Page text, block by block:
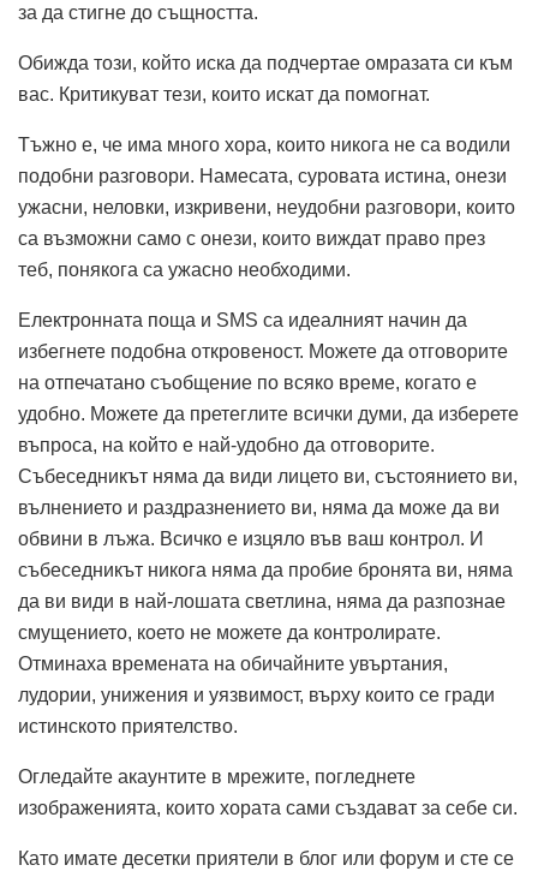
за да стигне до същността.
Обижда този, който иска да подчертае омразата си към
вас. Критикуват тези, които искат да помогнат.
Тъжно е, че има много хора, които никога не са водили
подобни разговори. Намесата, суровата истина, онези
ужасни, неловки, изкривени, неудобни разговори, които
са възможни само с онези, които виждат право през
теб, понякога са ужасно необходими.
Електронната поща и SMS са идеалният начин да
избегнете подобна откровеност. Можете да отговорите
на отпечатано съобщение по всяко време, когато е
удобно. Можете да претеглите всички думи, да изберете
въпроса, на който е най-удобно да отговорите.
Събеседникът няма да види лицето ви, състоянието ви,
вълнението и раздразнението ви, няма да може да ви
обвини в лъжа. Всичко е изцяло във ваш контрол. И
събеседникът никога няма да пробие бронята ви, няма
да ви види в най-лошата светлина, няма да разпознае
смущението, което не можете да контролирате.
Отминаха времената на обичайните увъртания,
лудории, унижения и уязвимост, върху които се гради
истинското приятелство.
Огледайте акаунтите в мрежите, погледнете
изображенията, които хората сами създават за себе си.
Като имате десетки приятели в блог или форум и сте се